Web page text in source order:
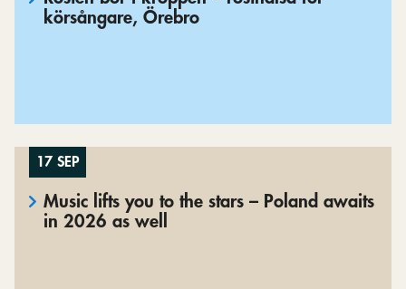
körsångare, Örebro
17 SEP
Music lifts you to the stars – Poland awaits
in 2026 as well